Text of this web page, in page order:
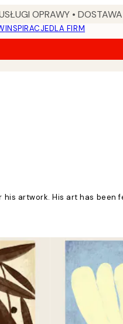
OPRAWY •
INSPIRACJEDLA FIRM
artwork. His art has been